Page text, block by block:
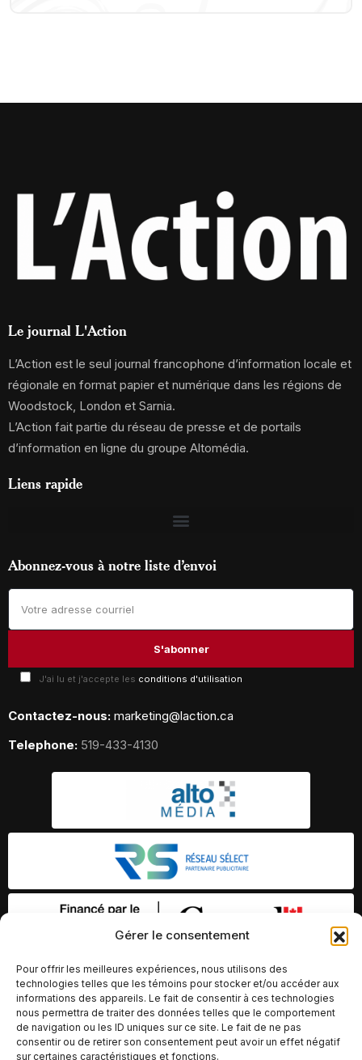
Gérer le consentement
Pour offrir les meilleures expériences, nous utilisons des
technologies telles que les témoins pour stocker et/ou accéder aux
informations des appareils. Le fait de consentir à ces technologies
nous permettra de traiter des données telles que le comportement
de navigation ou les ID uniques sur ce site. Le fait de ne pas
consentir ou de retirer son consentement peut avoir un effet négatif
sur certaines caractéristiques et fonctions.
Le journal L'Action
L’Action est le seul journal francophone d’information locale et
régionale en format papier et numérique dans les régions de
Woodstock, London et Sarnia.
L’Action fait partie du réseau de presse et de portails
d’information en ligne du groupe Altomédia.
Liens rapide
Abonnez-vous à notre liste d’envoi
J'ai lu et j'accepte les conditions d'utilisation
Contactez-nous: marketing@laction.ca
Telephone: 519-433-4130